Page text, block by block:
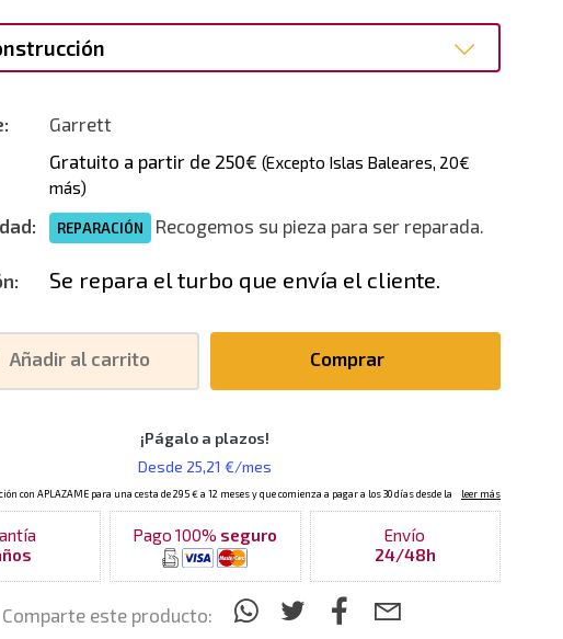
Garrett
Gratuito a partir de 250€ (Excepto Islas Baleares, 20€
más)
REPARACIÓN Recogemos su pieza para ser reparada.
Se repara el turbo que envía el cliente.
Añadir al carrito Comprar
Pago 100% seguro
Envío
24/48h
Comparte este producto: